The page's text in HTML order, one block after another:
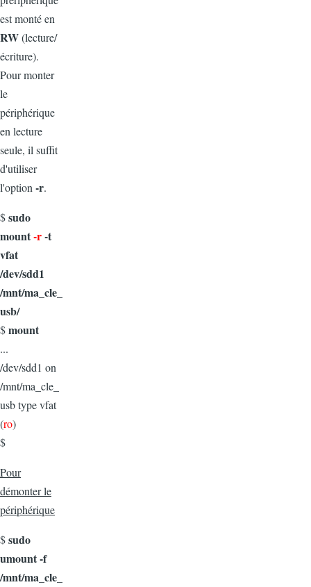
est monté en
RW(lecture/
écriture).
Pour monter
le
périphérique
en lecture
seule, il suffit
d'utiliser
l'option -r.
$sudo
mount-r-t
vfat
/dev/sdd1
/mnt/ma_cle_
usb/
$mount
...
/dev/sdd1 on
/mnt/ma_cle_
usb type vfat
(ro)
$
Pour
démonter le
périphérique
$sudo
umount -f
/mnt/ma_cle_